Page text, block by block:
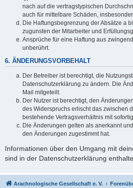
nach auf die vertragstypischen
auch für mittelbare Schäden,
Die Haftungsbegrenzung der Absätze a
zugunsten der Mitarbeiter und
Ansprüche für eine Haftung aus
unberührt.
6. ÄNDERUNGSVORBEHALT
Der Betreiber ist berechtigt, die
Datenschutzerklärung zu ändern. Die
Mail mitgeteilt.
Der Nutzer ist berechtigt, den
des Widerspruchs erlischt das zwischen
bestehende Vertragsverhältnis mit
Die Änderungen gelten als anerkannt
den Änderungen zugestimmt hat.
Informationen über den Umgang mit
sind in der Datenschutzerklärung
Arachnologische Gesellschaft e. V.